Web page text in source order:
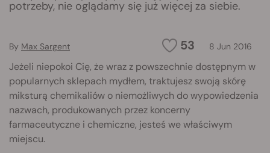
potrzeby, nie oglądamy się już więcej za siebie.
53 8 Jun 2016
By Max Sargent
Jeżeli niepokoi Cię, że wraz z powszechnie dostępnym w
popularnych sklepach mydłem, traktujesz swoją skórę
miksturą chemikaliów o niemożliwych do wypowiedzenia
nazwach, produkowanych przez koncerny
farmaceutyczne i chemiczne, jesteś we właściwym
miejscu.